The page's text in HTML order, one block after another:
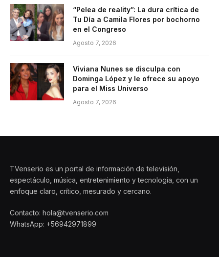
“Pelea de reality”: La dura crítica de
Tu Día a Camila Flores por bochorno
en el Congreso
Agosto 7, 2026
Viviana Nunes se disculpa con
Dominga López y le ofrece su apoyo
para el Miss Universo
Agosto 7, 2026
TVenserio es un portal de información de televisión,
espectáculo, música, entretenimiento y tecnología, con un
enfoque claro, crítico, mesurado y cercano.
Contacto: hola@tvenserio.com
WhatsApp: +56942971899